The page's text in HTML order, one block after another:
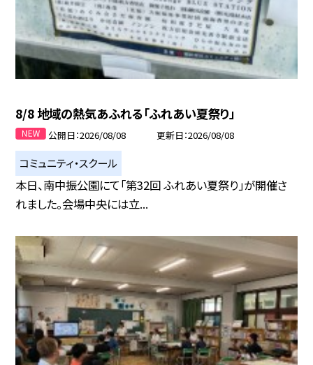
8/8 地域の熱気あふれる「ふれあい夏祭り」
公開日 2026/08/08 更新日 2026/08/08
コミュニティ・スクール
本日、南中振公園にて「第32回 ふれあい夏祭り」が開催さ
れました。会場中央には立...